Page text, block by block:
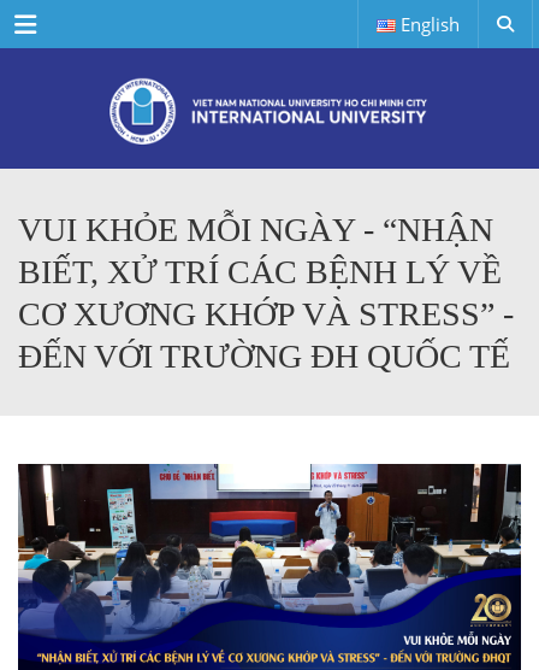
Menu English
VUI KHỎE MỖI NGÀY - “NHẬN
BIẾT, XỬ TRÍ CÁC BỆNH LÝ VỀ
CƠ XƯƠNG KHỚP VÀ STRESS” -
ĐẾN VỚI TRƯỜNG ĐH QUỐC TẾ